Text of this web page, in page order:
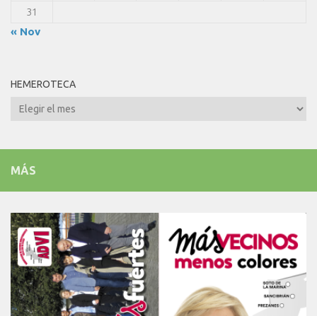
31
« Nov
HEMEROTECA
Hemeroteca
MÁS